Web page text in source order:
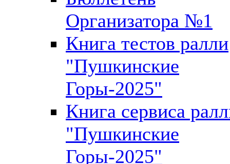
Организатора №1
Книга тестов ралли
"Пушкинские
Горы-2025"
Книга сервиса
"Пушкинские
Горы-2025"